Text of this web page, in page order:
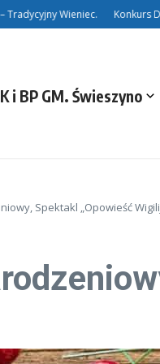
Wieniec. Konkurs
i BP GM. Świeszyno
Spektakl „Opowieść